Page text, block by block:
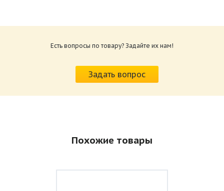
ВИНГС-М КЛОП-2.pdf
приводов КЛОП-2.pdf
Размер: 259.6 Кб
Есть вопросы по товару? Задайте их нам!
Задать вопрос
Похожие товары